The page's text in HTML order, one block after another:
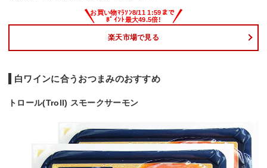
楽天市場で見る
白ワインに合うおつまみのおすすめ
トロール(Troll) スモークサーモン